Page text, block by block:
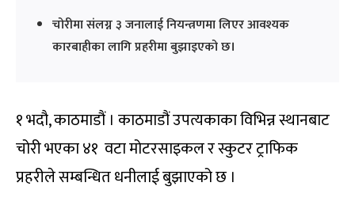
चोरीमा संलग्न ३ जनालाई नियन्त्रणमा लिएर आवश्यक
कारबाहीका लागि प्रहरीमा बुझाइएको छ।
१ भदौ, काठमाडौं । काठमाडौं उपत्यकाका विभिन्न स्थानबाट
चोरी भएका ४१ वटा मोटरसाइकल र स्कुटर ट्राफिक
प्रहरीले सम्बन्धित धनीलाई बुझाएको छ ।